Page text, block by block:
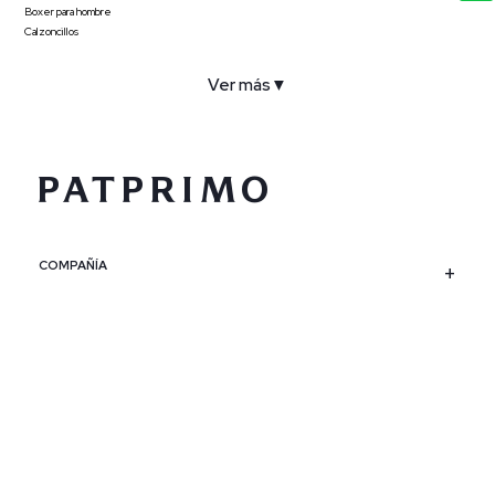
Boxer para hombre
Calzoncillos
Ver más ▼
COMPAÑÍA